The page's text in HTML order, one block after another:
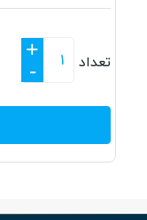
تعداد
+
-